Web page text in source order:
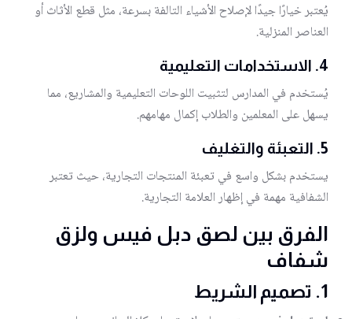
يُعتبر خيارًا جيدًا لإصلاح الأشياء التالفة بسرعة، مثل قطع الأثاث أو
العناصر المنزلية.
4. الاستخدامات التعليمية
يُستخدم في المدارس لتثبيت اللوحات التعليمية والمشاريع، مما
يسهل على المعلمين والطلاب إكمال مهامهم.
5. التعبئة والتغليف
يستخدم بشكل واسع في تعبئة المنتجات التجارية، حيث تعتبر
الشفافية مهمة في إظهار العلامة التجارية.
الفرق بين لصق دبل فيس ولزق
شفاف
1. تصميم الشريط